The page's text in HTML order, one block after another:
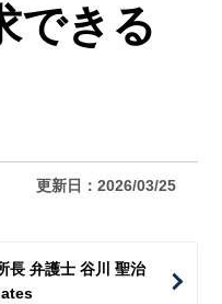
できる
更新日：2026/03/25
長 弁護士 谷川 聖治